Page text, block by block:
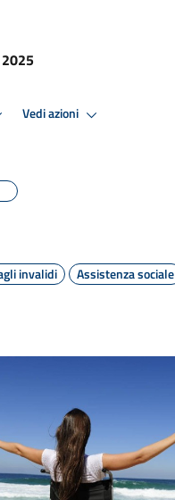
Vedi azioni
invalidi
Assistenza sociale